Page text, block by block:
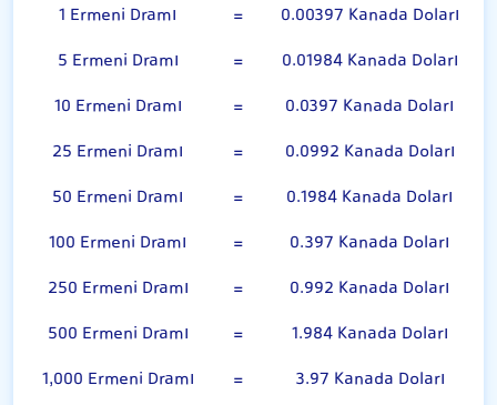
1 Ermeni Dramı =
0.00397 Kanada Doları
5 Ermeni Dramı
=
0.01984 Kanada Doları
10 Ermeni Dramı
=
0.0397 Kanada Doları
25 Ermeni Dramı
=
0.0992 Kanada Doları
50 Ermeni Dramı
=
0.1984 Kanada Doları
100 Ermeni Dramı
=
0.397 Kanada Doları
250 Ermeni Dramı
=
0.992 Kanada Doları
500 Ermeni Dramı
=
1.984 Kanada Doları
1,000 Ermeni Dramı
=
3.97 Kanada Doları